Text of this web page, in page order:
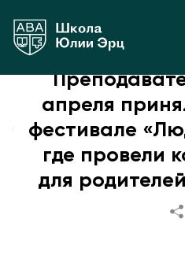
СОБЫТИЯ
апреля
фестивале
где провели
для